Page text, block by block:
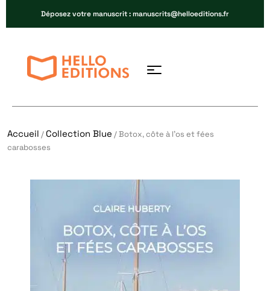
Déposez votre manuscrit : manuscrits@helloeditions.fr
Accueil /Collection Blue / Botox, côte à l’os et fées
carabosses